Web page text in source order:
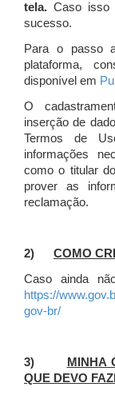
tela. Caso isso
sucesso.
Para o passo
plataforma,
disponível em
O
inserção de
Termos de
informações
como o titular
prover as
reclamação.
2) COMO
Caso ainda
https://
gov-br/
3)
MINHA
QUE DEVO